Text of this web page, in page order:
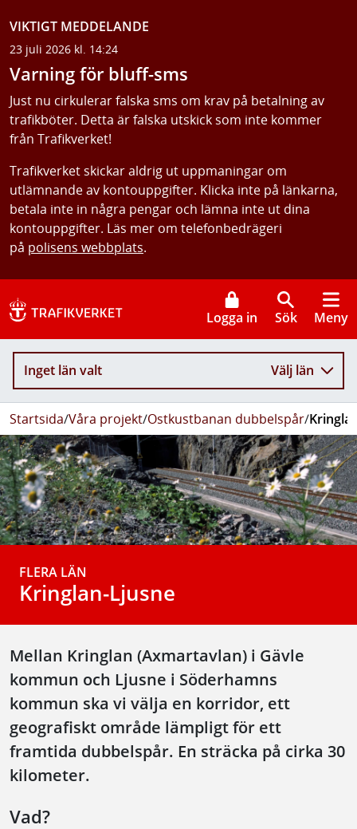
VIKTIGT MEDDELANDE
23 juli 2026 kl. 14:24
Varning för bluff-sms
Just nu cirkulerar falska sms om krav på betalning av
trafikböter. Detta är falska utskick som inte kommer
från Trafikverket!
Trafikverket skickar aldrig ut uppmaningar om
utlämnande av kontouppgifter. Klicka inte på länkarna,
betala inte in några pengar och lämna inte ut dina
kontouppgifter. Läs mer om telefonbedrägeri
på polisens webbplats.
Logga in Sök Meny
Inget län valt Välj län
Startsida/Våra projekt/Ostkustbanan dubbelspår/
FLERA LÄN
Kringlan-Ljusne
Mellan Kringlan (Axmartavlan) i Gävle
kommun och Ljusne i Söderhamns
kommun ska vi välja en korridor, ett
geografiskt område lämpligt för ett
framtida dubbelspår. En sträcka på cirka 30
kilometer.
Vad?